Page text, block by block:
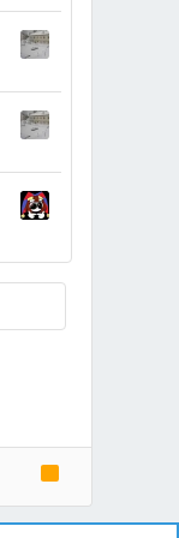
R
S